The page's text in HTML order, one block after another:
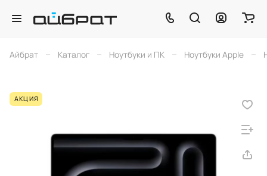
Айбрат – Каталог – Ноутбуки и ПК – Ноутбуки Apple –
АКЦИЯ